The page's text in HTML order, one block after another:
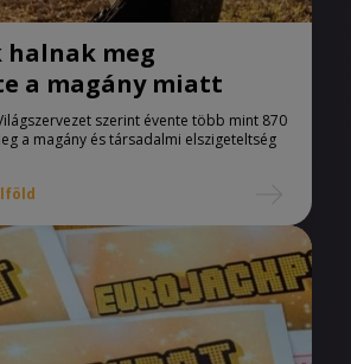
halnak meg
a magány miatt
szerint évente több mint 870
a magány és társadalmi elszigeteltség